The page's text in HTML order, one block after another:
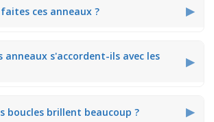
ces anneaux ? ▶
anneaux s'accordent-ils avec les
▶
moderne et discrète.
boucles brillent beaucoup ? ▶